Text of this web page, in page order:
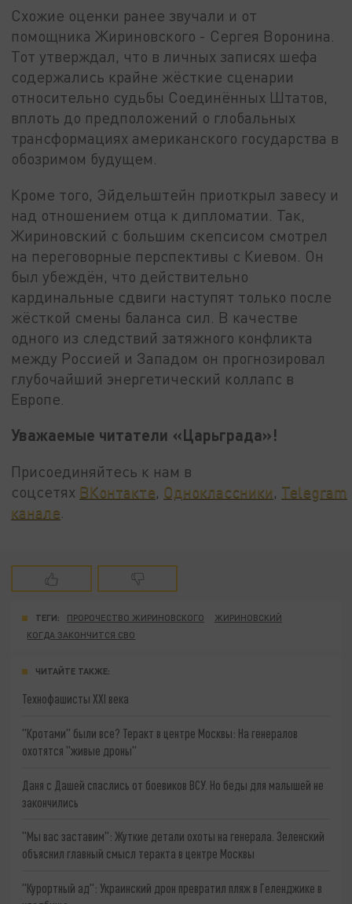
Схожие оценки ранее звучали и от
помощника Жириновского - Сергея Воронина.
Тот утверждал, что в личных записях шефа
содержались крайне жёсткие сценарии
относительно судьбы Соединённых Штатов,
вплоть до предположений о глобальных
трансформациях американского государства в
обозримом будущем.
Кроме того, Эйдельштейн приоткрыл завесу и
над отношением отца к дипломатии. Так,
Жириновский с большим скепсисом смотрел
на переговорные перспективы с Киевом. Он
был убеждён, что действительно
кардинальные сдвиги наступят только после
жёсткой смены баланса сил. В качестве
одного из следствий затяжного конфликта
между Россией и Западом он прогнозировал
глубочайший энергетический коллапс в
Европе.
Уважаемые читатели «Царьграда»!
Присоединяйтесь к нам в
соцсетях ВКонтакте, Одноклассники, Telegram
канале
ТЕГИ: ПРОРОЧЕСТВО ЖИРИНОВСКОГО
ЖИРИНОВСКИЙ
КОГДА ЗАКОНЧИТСЯ СВО
ЧИТАЙТЕ ТАКЖЕ:
Технофашисты XXI века
"Кротами" были все? Теракт в центре Москвы: На генералов
охотятся "живые дроны"
Даня с Дашей спаслись от боевиков ВСУ. Но беды для малышей не
закончились
"Мы вас заставим": Жуткие детали охоты на генерала. Зеленский
объяснил главный смысл теракта в центре Москвы
"Курортный ад": Украинский дрон превратил пляж в Геленджике в